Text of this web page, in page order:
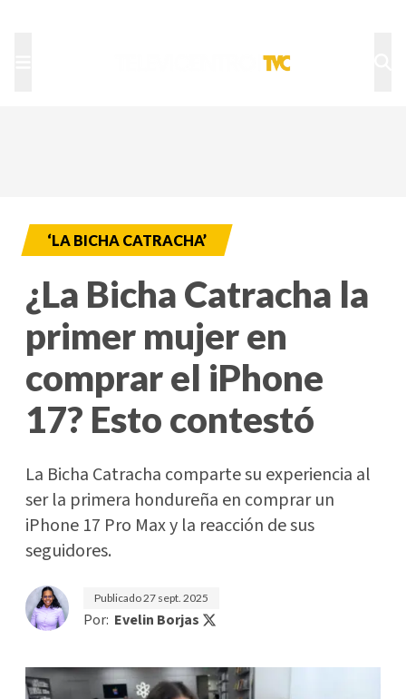
‘LA BICHA CATRACHA’
¿La Bicha Catracha la
primer mujer en
comprar el iPhone
17? Esto contestó
La Bicha Catracha comparte su experiencia al
ser la primera hondureña en comprar un
iPhone 17 Pro Max y la reacción de sus
seguidores.
Publicado27 sept. 2025
Por: Evelin Borjas